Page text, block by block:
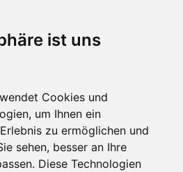
ist uns
Cookies und
um Ihnen ein
zu ermöglichen und
sehen, besser an Ihre
Diese Technologien
Klimaanlage bedient (und wie nicht)
dem Jaguar Type 01